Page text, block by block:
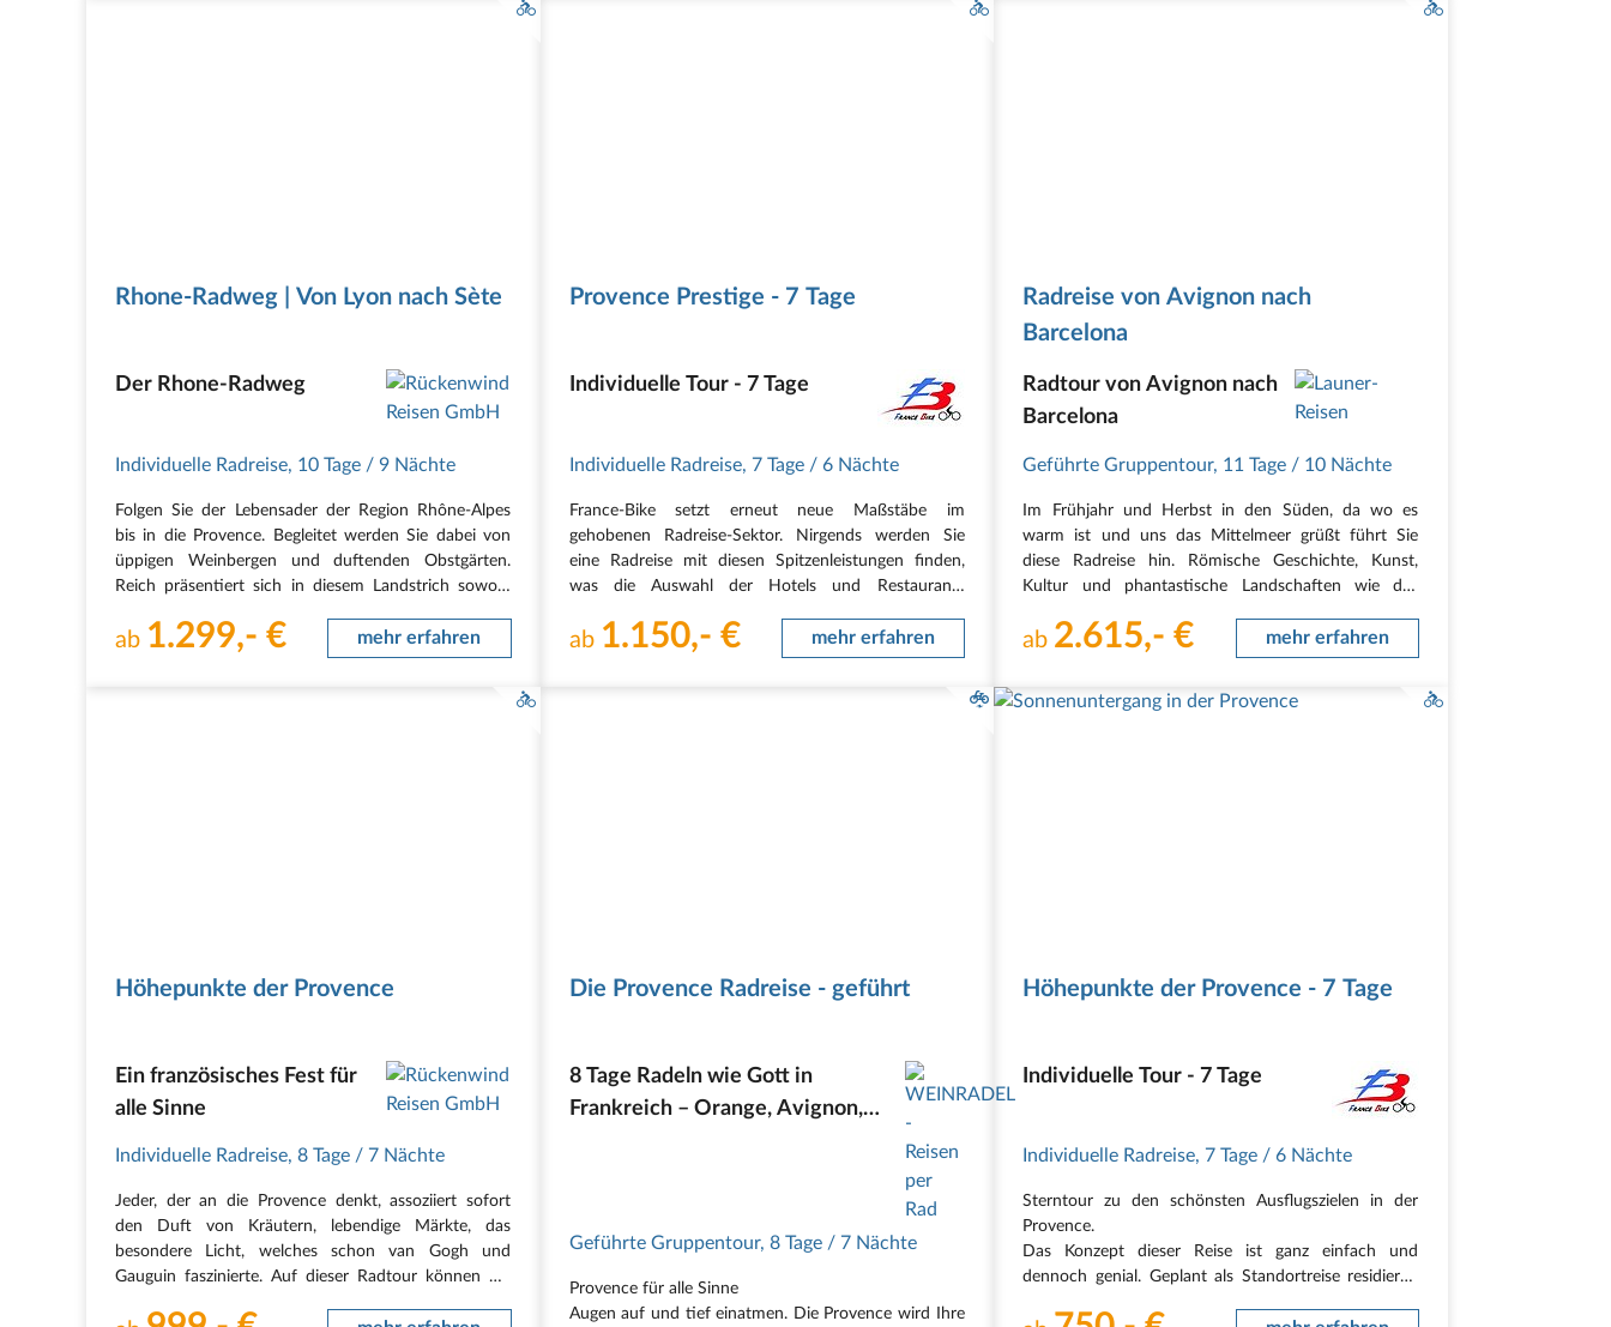
Rhone-Radweg | Von Lyon nach Sète
Der Rhone-Radweg
Individuelle Radreise, 10 Tage / 9 Nächte
Folgen Sie der Lebensader der Region Rhône-Alpes
bis in die Provence. Begleitet werden Sie dabei von
üppigen Weinbergen und duftenden Obstgärten.
Reich präsentiert sich in diesem Landstrich sowohl
und Relikte der Römerzeit sind Spuren derer, die…
ab 1.299,- € mehr erfahren
Provence Prestige - 7 Tage
Individuelle Tour - 7 Tage
Individuelle Radreise, 7 Tage / 6 Nächte
France-Bike setzt erneut neue Maßstäbe im
gehobenen Radreise-Sektor. Nirgends werden Sie
eine Radreise mit diesen Spitzenleistungen finden,
was die Auswahl der Hotels und Restaurants
5***** Luxus-Hotels der Provence. Und auf Wunsch
ab 1.150,- € mehr erfahren
Radreise von Avignon nach
Barcelona
Radtour von Avignon nach
Barcelona
Geführte Gruppentour, 11 Tage / 10 Nächte
Im Frühjahr und Herbst in den Süden, da wo es
warm ist und uns das Mittelmeer grüßt führt Sie
diese Radreise hin. Römische Geschichte, Kunst,
Kultur und phantastische Landschaften wie die,
Erlebnis-Bike-Tour. Avignon, Pont du Garde, Arles,
ab 2.615,- € mehr erfahren
Höhepunkte der Provence
Ein französisches Fest für
alle Sinne
Individuelle Radreise, 8 Tage / 7 Nächte
Jeder, der an die Provence denkt, assoziiert sofort
den Duft von Kräutern, lebendige Märkte, das
besondere Licht, welches schon van Gogh und
Gauguin faszinierte. Auf dieser Radtour können Sie
Die Provence Radreise - geführt
8 Tage Radeln wie Gott in
Frankreich – Orange, Avignon,
Geführte Gruppentour, 8 Tage / 7 Nächte
Provence für alle Sinne
Augen auf und tief einatmen. Die Provence wird Ihre
Höhepunkte der Provence - 7 Tage
Individuelle Tour - 7 Tage
Individuelle Radreise, 7 Tage / 6 Nächte
Sterntour zu den schönsten Ausflugszielen in der
Provence.
Das Konzept dieser Reise ist ganz einfach und
dennoch genial. Geplant als Standortreise residieren